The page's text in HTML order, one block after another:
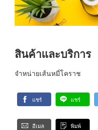
สินค้าและบริการ
จำหน่ายเส้นหมี่โคราช
แชร์ แชร์
อีเมล พิมพ์